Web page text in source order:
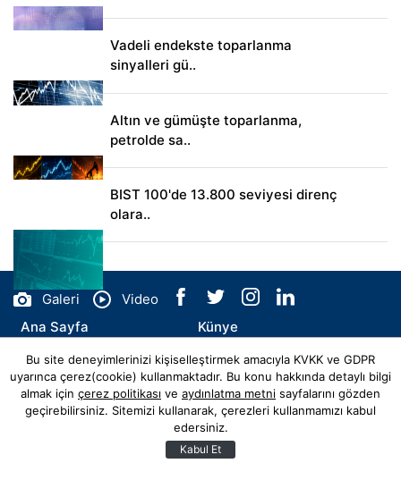
Vadeli endekste toparlanma
sinyalleri gü..
Altın ve gümüşte toparlanma,
petrolde sa..
BIST 100'de 13.800 seviyesi direnç
olara..
Galeri
Video
Ana Sayfa
Künye
İletişim
© Copyright 2026 artvinhaberler.com.tr Tüm Hakları Saklıdır.
Hibya Haber Ajansı
Bu site deneyimlerinizi kişiselleştirmek amacıyla KVKK ve GDPR
uyarınca çerez(cookie) kullanmaktadır. Bu konu hakkında detaylı bilgi
almak için çerez politikası ve aydınlatma metni sayfalarını gözden
geçirebilirsiniz. Sitemizi kullanarak, çerezleri kullanmamızı kabul
edersiniz.
Kabul Et